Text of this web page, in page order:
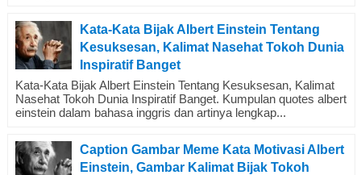
Kata-Kata Bijak Albert Einstein Tentang
Kesuksesan, Kalimat Nasehat Tokoh Dunia
Inspiratif Banget
Kata-Kata Bijak Albert Einstein Tentang Kesuksesan, Kalimat
Nasehat Tokoh Dunia Inspiratif Banget. Kumpulan quotes albert
einstein dalam bahasa inggris dan artinya lengkap...
Caption Gambar Meme Kata Motivasi Albert
Einstein, Gambar Kalimat Bijak Tokoh